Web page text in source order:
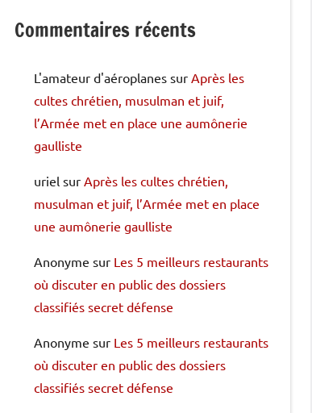
Commentaires récents
L'amateur d'aéroplanes sur Après les
cultes chrétien, musulman et juif,
l’Armée met en place une aumônerie
gaulliste
uriel sur Après les cultes chrétien,
musulman et juif, l’Armée met en place
une aumônerie gaulliste
Anonyme sur Les 5 meilleurs restaurants
où discuter en public des dossiers
classifiés secret défense
Anonyme sur Les 5 meilleurs restaurants
où discuter en public des dossiers
classifiés secret défense